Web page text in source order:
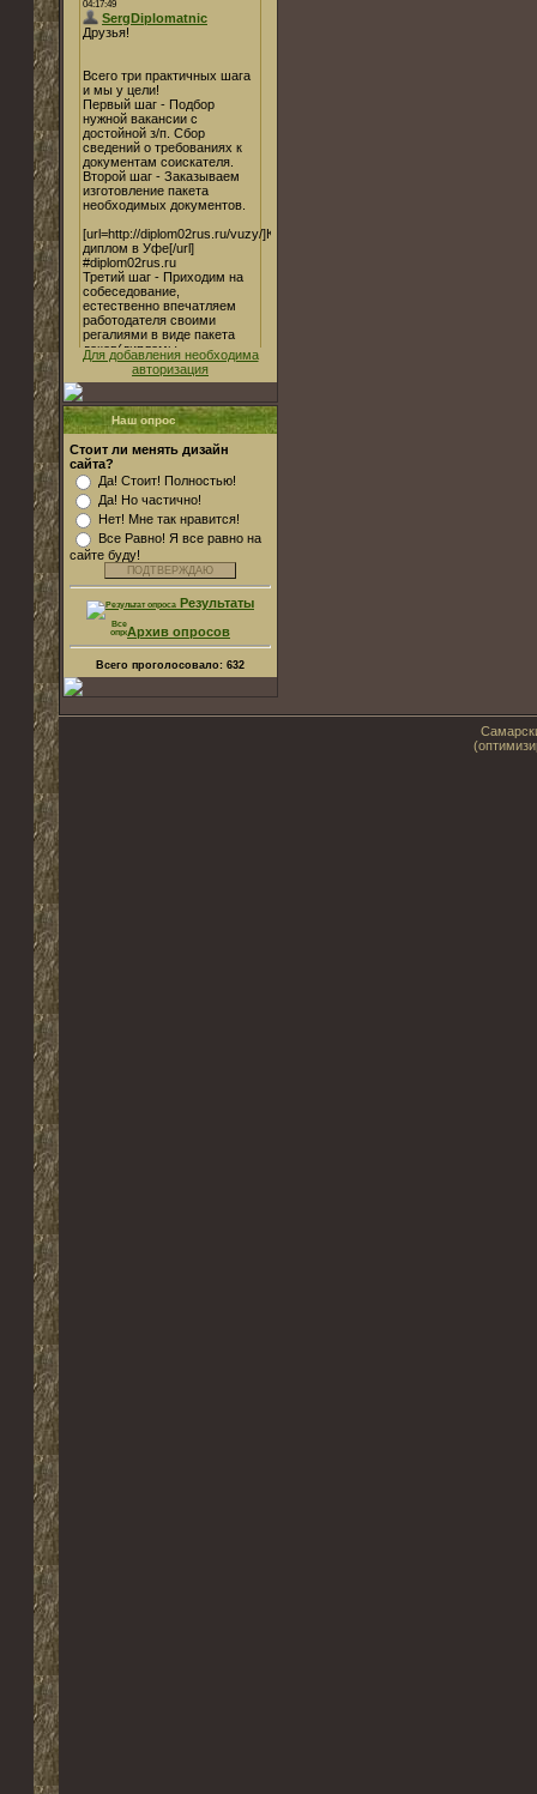
Для добавления необходима
авторизация
Наш опрос
Стоит ли менять дизайн
сайта?
Да! Стоит! Полностью!
Да! Но частично!
Нет! Мне так нравится!
Все Равно! Я все равно на
сайте буду!
Результаты
Архив опросов
Всего проголосовало: 632